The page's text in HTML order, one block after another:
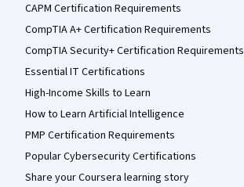
CAPM Certification Requirements
CompTIA A+ Certification Requirements
CompTIA Security+ Certification Requirements
Essential IT Certifications
High-Income Skills to Learn
How to Learn Artificial Intelligence
PMP Certification Requirements
Popular Cybersecurity Certifications
Share your Coursera learning story